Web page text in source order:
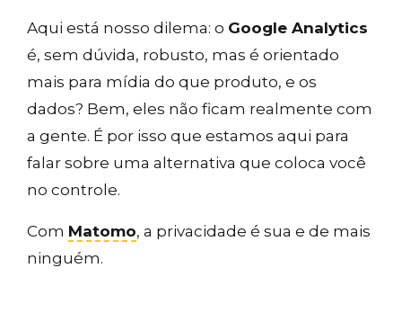
Aqui está nosso dilema: o Google Analytics
é, sem dúvida, robusto, mas é orientado
mais para mídia do que produto, e os
dados? Bem, eles não ficam realmente com
a gente. É por isso que estamos aqui para
falar sobre uma alternativa que coloca você
no controle.
Com Matomo, a privacidade é sua e de mais
ninguém.